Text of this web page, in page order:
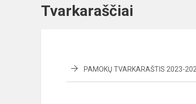
Tvarkaraščiai
PAMOKŲ TVARKARAŠTIS 2023-